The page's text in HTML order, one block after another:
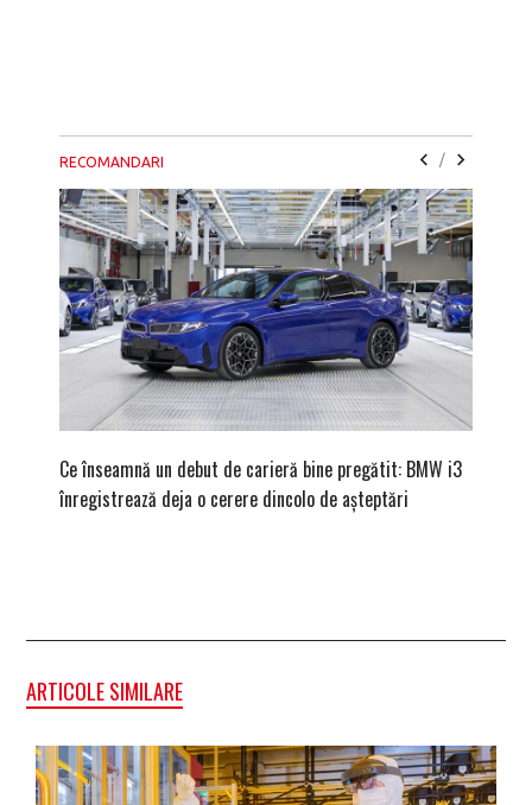
RECOMANDARI /
Ce înseamnă un debut de carieră bine pregătit: BMW i3
înregistrează deja o cerere dincolo de așteptări
ARTICOLE SIMILARE